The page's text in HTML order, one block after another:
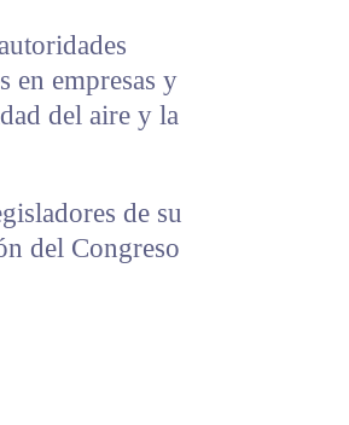
en empresas y
del aire y la
de su
del Congreso